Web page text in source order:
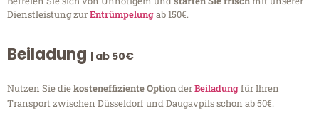
Dienstleistung zurEntrümpelungab 150€.
Beiladung | ab 50€
Nutzen Sie diekosteneffiziente OptionderBeiladungfür Ihren
Transport zwischen Düsseldorf und Daugavpils schon ab 50€.